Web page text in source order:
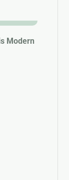
Modern